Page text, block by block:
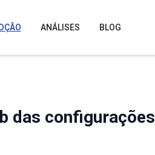
ANÁLISES BLOG
das configurações